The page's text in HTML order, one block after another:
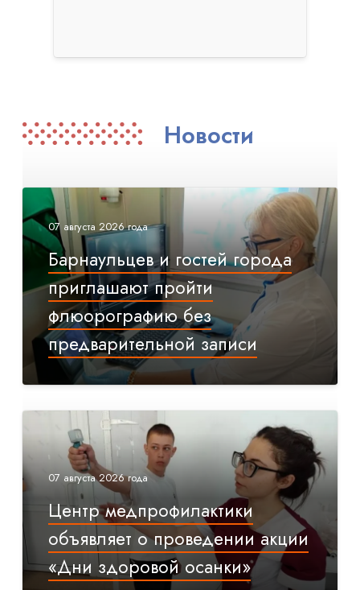
Новости
07 августа 2026 года
Барнаульцев и гостей города
приглашают пройти
флюорографию без
предварительной записи
07 августа 2026 года
Центр медпрофилактики
объявляет о проведении акции
«Дни здоровой осанки»